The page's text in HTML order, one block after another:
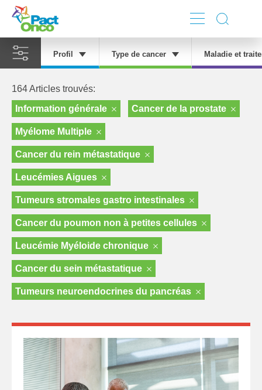
Profil Type de cancer Maladie et
164 Articles trouvés:
Information générale
Cancer de la prostate
Myélome Multiple
Cancer du rein métastatique
Leucémies Aigues
Tumeurs stromales gastro intestinales
Cancer du poumon non à petites cellules
Leucémie Myéloide chronique
Cancer du sein métastatique
Tumeurs neuroendocrines du pancréas